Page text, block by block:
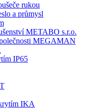
rukou
a průmysl
METABO s.r.o.
MEGAMAN
IP65
IKA